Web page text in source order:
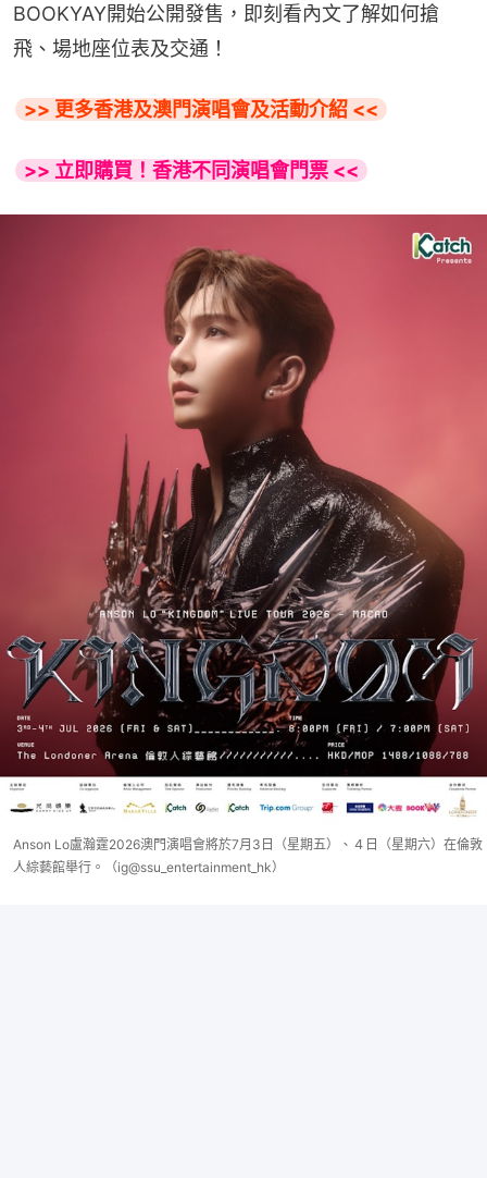
BOOKYAY開始公開發售，即刻看內文了解如何搶
飛、場地座位表及交通！
>> 更多香港及澳門演唱會及活動介紹 <<
>> 立即購買！香港不同演唱會門票 <<
Anson Lo盧瀚霆2026澳門演唱會將於7月3日（星期五）、４日（星期六）在倫敦
人綜藝館舉行。（ig@ssu_entertainment_hk）